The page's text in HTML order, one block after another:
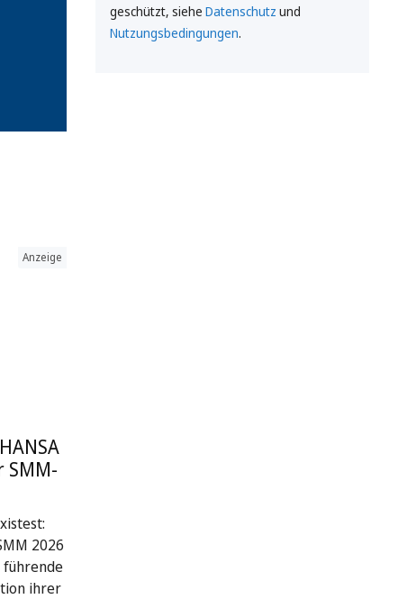
Anzeige
2026
führende
ihrer
geschützt, siehe Datenschutz und
Nutzungsbedingungen.